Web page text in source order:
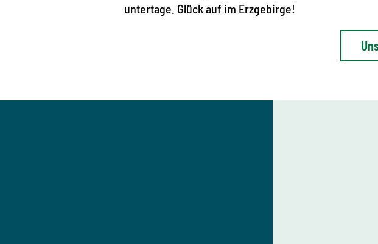
untertage. Glück auf im Erzgebirge!